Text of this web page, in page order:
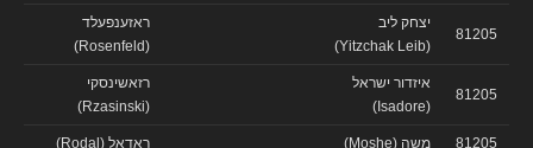
81205
יצחק ליב
(Yitzchak Leib)
ראזענפעלד
(Rosenfeld)
81205
איזדור ישראל
(Isadore)
רזאשינסקי
(Rzasinski)
81205 משה (Moshe) ראדאל (Rodal)